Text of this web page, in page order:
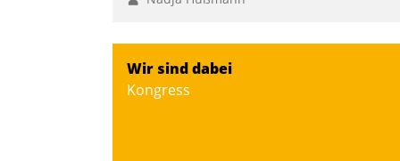
Wir sind dabei
Kongress